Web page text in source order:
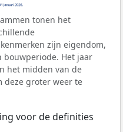
tonen het
zijn eigendom,
bouwperiode. Het jaar
het midden van de
deze groter weer te
voor de definities